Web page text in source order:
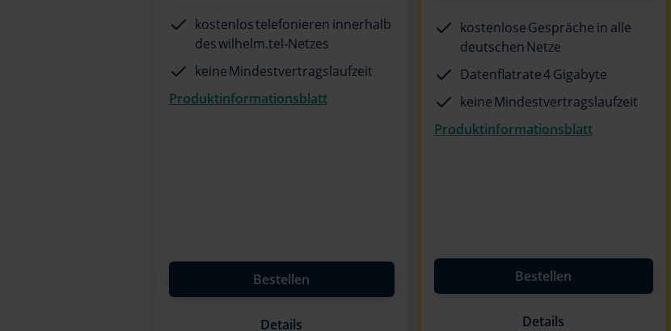
kostenlos telefonieren innerhalb
des wilhelm.tel-Netzes
keine Mindestvertragslaufzeit
Produktinformationsblatt
Bestellen
Details
kostenlose Gespräche in alle
deutschen Netze
Datenflatrate 4 Gigabyte
keine Mindestvertragslaufzeit
Produktinformationsblatt
Bestellen
Details